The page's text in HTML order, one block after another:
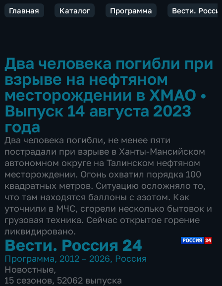
Главная Каталог Программа Вести.
Два человека погибли при
взрыве на нефтяном
месторождении в ХМАО •
Выпуск 14 августа 2023
года
Два человека погибли, не менее пяти
пострадали при взрыве в Ханты-Мансийском
автономном округе на Талинском нефтяном
месторождении. Огонь охватил порядка 100
квадратных метров. Ситуацию осложняло то,
что там находятся баллоны с азотом. Как
уточнили в МЧС, сгорели несколько бытовок и
грузовая техника. Сейчас открытое горение
ликвидировано.
Вести. Россия 24
Программа, 2012 – 2026, Россия
Новостные,
15 сезонов, 52062 выпуска